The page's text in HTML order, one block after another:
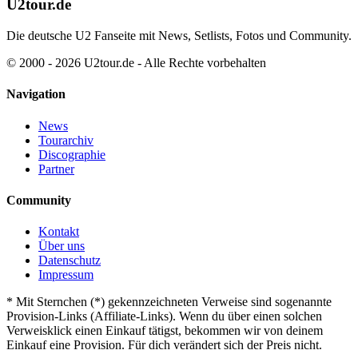
U2tour.de
Die deutsche U2 Fanseite mit News, Setlists, Fotos und Community.
© 2000 - 2026 U2tour.de - Alle Rechte vorbehalten
Navigation
News
Tourarchiv
Discographie
Partner
Community
Kontakt
Über uns
Datenschutz
Impressum
* Mit Sternchen (*) gekennzeichneten Verweise sind sogenannte
Provision-Links (Affiliate-Links). Wenn du über einen solchen
Verweisklick einen Einkauf tätigst, bekommen wir von deinem
Einkauf eine Provision. Für dich verändert sich der Preis nicht.